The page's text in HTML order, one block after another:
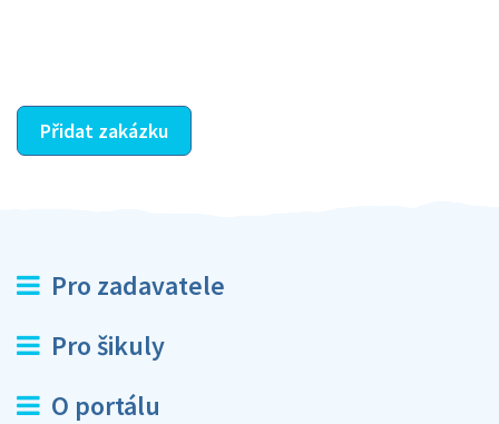
Přidat zakázku
Pro zadavatele
Pro šikuly
O portálu